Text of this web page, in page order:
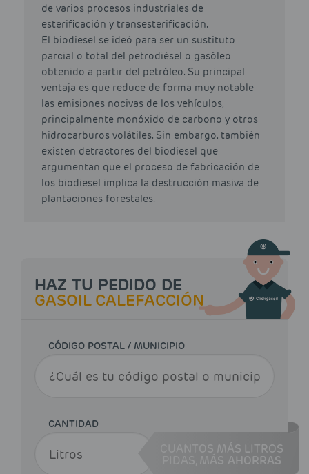
de varios procesos industriales de
esterificación y transesterificación.
El biodiesel se ideó para ser un sustituto
parcial o total del petrodiésel o gasóleo
obtenido a partir del petróleo. Su principal
ventaja es que reduce de forma muy notable
las emisiones nocivas de los vehículos,
principalmente monóxido de carbono y otros
hidrocarburos volátiles. Sin embargo, también
existen detractores del biodiesel que
argumentan que el proceso de fabricación de
los biodiesel implica la destrucción masiva de
plantaciones forestales.
HAZ TU PEDIDO DE
GASOIL CALEFACCIÓN
CÓDIGO POSTAL / MUNICIPIO
CANTIDAD
CUANTOS MÁS LITROS
MÁS AHORRAS